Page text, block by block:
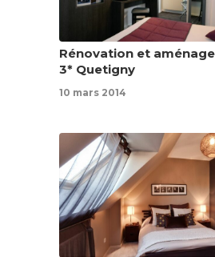
Rénovation et
3* Quetigny
10 mars 2014